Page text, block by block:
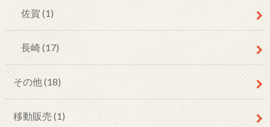
佐賀 (1)
長崎(17)
その他(18)
移動販売 (1)